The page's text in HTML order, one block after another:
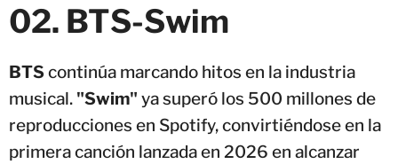
02. BTS-Swim
BTS continúa marcando hitos en la industria
musical. "Swim" ya superó los 500 millones de
reproducciones en Spotify, convirtiéndose en la
primera canción lanzada en 2026 en alcanzar